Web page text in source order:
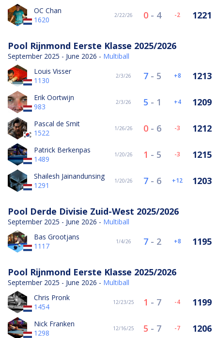
OC Chan
1620
2/22/26 0- 4 -2 1221
Pool Rijnmond Eerste Klasse 2025/2026
September 2025 - June 2026 - Multiball
Louis Visser
1130
2/3/26 7- 5 8 1213
Erik Oortwijn
983
2/3/26 5 - 1 4 1209
Pascal de Smit
1522
1/26/26 0- 6 -3 1212
Patrick Berkenpas
1489
1/20/26 1 - 5 -3 1215
Shailesh Jainandunsing
1291
1/20/26 7- 6 12 1203
Pool Derde Divisie Zuid-West 2025/2026
September 2025 - June 2026 - Multiball
Bas Grootjans
1117
1/4/26 7- 2 8 1195
Pool Rijnmond Eerste Klasse 2025/2026
September 2025 - June 2026 - Multiball
Chris Pronk
1454
12/23/25 1 - 7 -4 1199
Nick Franken
1298
12/16/25 5 - 7 -7 1206